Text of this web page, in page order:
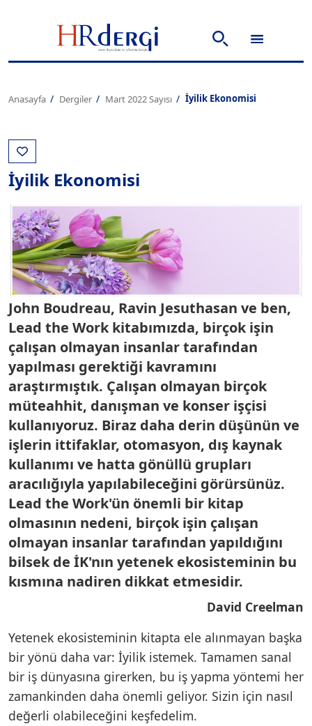
Anasayfa Dergiler Mart 2022 Sayısı İyilik Ekonomisi
İyilik Ekonomisi
John Boudreau, Ravin Jesuthasan ve ben,
Lead the Work kitabımızda, birçok işin
çalışan olmayan insanlar tarafından
yapılması gerektiği kavramını
araştırmıştık. Çalışan olmayan birçok
müteahhit, danışman ve konser işçisi
kullanıyoruz. Biraz daha derin düşünün ve
işlerin ittifaklar, otomasyon, dış kaynak
kullanımı ve hatta gönüllü grupları
aracılığıyla yapılabileceğini görürsünüz.
Lead the Work'ün önemli bir kitap
olmasının nedeni, birçok işin çalışan
olmayan insanlar tarafından yapıldığını
bilsek de İK'nın yetenek ekosisteminin bu
kısmına nadiren dikkat etmesidir.
David Creelman
Yetenek ekosisteminin kitapta ele alınmayan başka
bir yönü daha var: İyilik istemek. Tamamen sanal
bir iş dünyasına girerken, bu iş yapma yöntemi her
zamankinden daha önemli geliyor. Sizin için nasıl
değerli olabileceğini keşfedelim.